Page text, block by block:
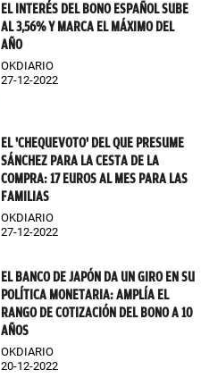
EL INTERÉS DEL BONO ESPAÑOL SUBE
AL 3,56% Y MARCA EL MÁXIMO DEL
AÑO
OKDIARIO
27-12-2022
EL 'CHEQUEVOTO' DEL QUE PRESUME
SÁNCHEZ PARA LA CESTA DE LA
COMPRA: 17 EUROS AL MES PARA LAS
FAMILIAS
OKDIARIO
27-12-2022
EL BANCO DE JAPÓN DA UN GIRO EN SU
POLÍTICA MONETARIA: AMPLÍA EL
RANGO DE COTIZACIÓN DEL BONO A 10
AÑOS
OKDIARIO
20-12-2022